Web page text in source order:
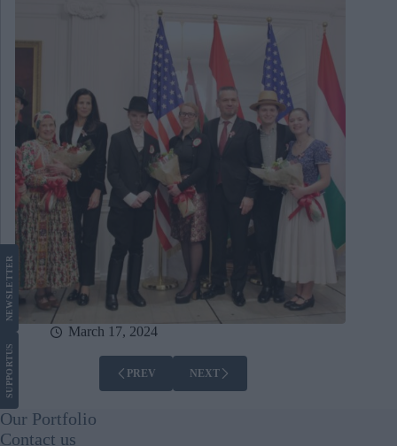
March 17, 2024
PREV NEXT
SUPPORT
US
NEWS
LETTER
Our Portfolio
Contact us